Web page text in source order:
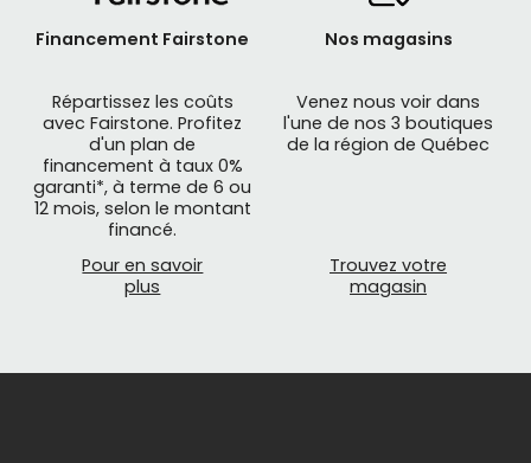
Financement Fairstone
Répartissez les coûts
avec Fairstone. Profitez
d'un plan de
financement à taux 0%
garanti*, à terme de 6 ou
12 mois, selon le montant
financé.
Pour en savoir
plus
Nos magasins
Venez nous voir dans
l'une de nos 3 boutiques
de la région de Québec
Trouvez votre
magasin